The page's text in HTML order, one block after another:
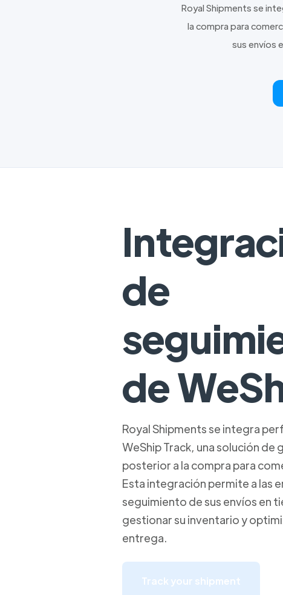
Royal Shipments se
la compra para
sus envíos
de
de
Royal Shipments se integra
WeShip Track, una solución de
posterior a la compra para
Esta integración permite a las
seguimiento de sus envíos en
gestionar su inventario y
entrega.
Track your shipment